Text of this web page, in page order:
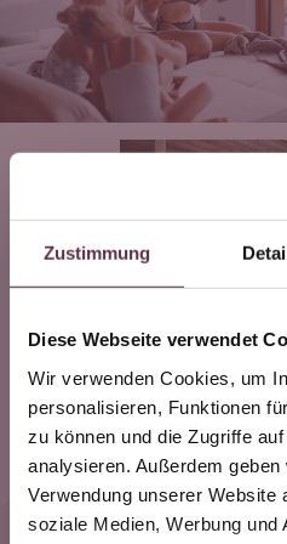
Zustimmung
Diese Webseite verwendet
Wir verwenden Cookies, um
personalisieren, Funktionen
zu können und die Zugriffe
analysieren. Außerdem
Verwendung unserer Website
soziale Medien, Werbung und
7=6